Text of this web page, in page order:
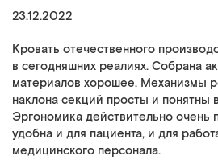
23.12.2022
Кровать отечественного
в сегодняшних реалиях. Собрана
материалов хорошее. Механизмы
наклона секций просты и понятны
Эргономика действительно очень
удобна и для пациента, и для
медицинского персонала.